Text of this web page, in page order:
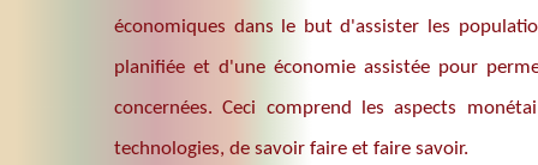
économiques dans le but d'assister les
planifiée et d'une économie assistée pour
concernées. Ceci comprend les aspects
technologies, de savoir faire et faire savoir.